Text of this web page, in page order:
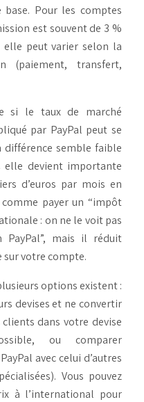
base. Pour les comptes
est souvent de 3 %
elle peut varier selon la
(paiement, transfert,
si le taux de marché
par PayPal peut se
différence semble faible
elle devient importante
d’euros par mois en
comme payer un “impôt
: on ne le voit pas
mais il réduit
votre compte.
options existent :
devises et ne convertir
dans votre devise
ou comparer
avec celui d’autres
Vous pouvez
à l’international pour